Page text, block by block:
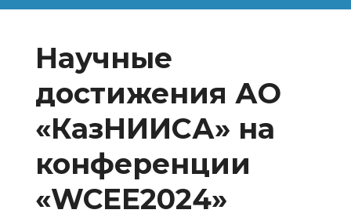
Научные
достижения АО
«КазНИИСА» на
конференции
«WCEE2024»